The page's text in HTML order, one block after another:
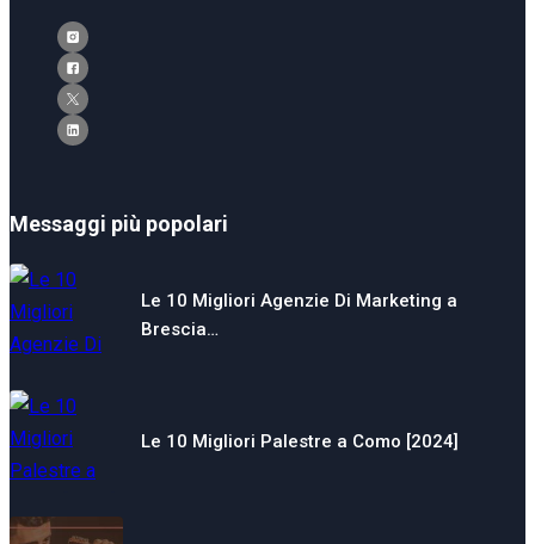
Messaggi più popolari
Le 10 Migliori Agenzie Di Marketing a
Brescia…
Le 10 Migliori Palestre a Como [2024]